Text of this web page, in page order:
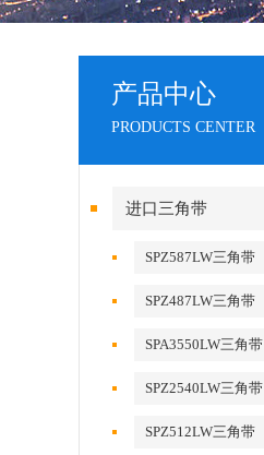
产品中心
PRODUCTS CENTER
进口三角带
SPZ587LW三角带
SPZ487LW三角带
SPA3550LW三角带
SPZ2540LW三角带
SPZ512LW三角带